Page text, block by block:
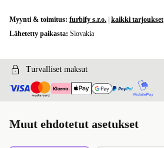
Myynti & toimitus: furbify s.r.o. kaikki tarjoukset
Lähetetty paikasta: Slovakia
Turvalliset maksut
Muut ehdotetut asetukset